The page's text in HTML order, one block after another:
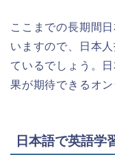
ここまでの長期間
いますので、日本
ているでしょう。
果が期待できるオ
日本語で英語学